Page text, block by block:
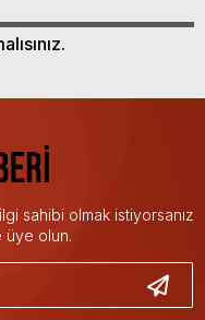
sahibi olmak istiyorsanız
üye olun.